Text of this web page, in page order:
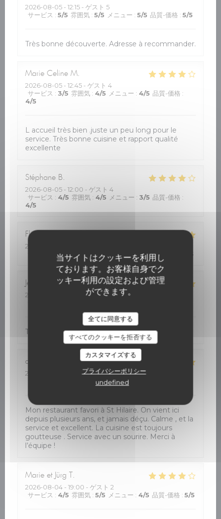
当サイトはクッキーを利用し
ております。お客様自身でク
ッキー利用の設定および管理
ができます。
全てに同意する
すべてのクッキーを拒否する
カスタマイズする
プライバシーポリシー
undefined
2026-08-05 - 12:15 - ゲスト 5
サービス : 5/5 雰囲気 : 5/5 メニュー : 5/5 品質-価格 : 5/5
Très bonne découverte. Adresse à recommander.
Marie Celine M
2026-08-05 - 12:45 - ゲスト 4
サービス : 3/5 雰囲気 : 4/5 メニュー : 4/5 品質-価格 :
4/5
L accueil très bien .juste un peu long pour le
service. Très bonne cuisine et rapport qualité
excellente
Stéphane B
2026-08-05 - 12:00 - ゲスト 4
サービス : 4/5 雰囲気 : 4/5 メニュー : 3/5 品質-価格 :
4/5
Florence
2026-08-05
4/5 雰囲気: 5 /5 メニュー: 5/5 品質-価格 /5
Jean-Philippe R
2026-08-05
- 12:30 - ゲスト 2
Très bon accueil. Cuisine de qualité
dawn
2026-08-05
- 12:30 - ゲスト 2
5/5 メニュー
Mon restaurant favori à St Hilaire. On vient ici
depuis plusieurs ans, et jamais déçu. Calme , et la
service et excellent. La cuisine est toujours
goutteuse . Service avec un sourire. Merci à
l’équipe !
Marie et Jürg
2026-08-04 - 19:00 - ゲスト 2
サービス : 4/5 雰囲気 : 5/5 メニュー : 4/5 品質-価格 : 5/5